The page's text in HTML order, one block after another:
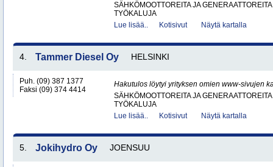
SÄHKÖMOOTTOREITA JA GENERAATTOREITA
TYÖKALUJA
Lue lisää..
Kotisivut Näytä kartalla
4. Tammer Diesel Oy HELSINKI
Puh. (09) 387 1377
Faksi (09) 374 4414
Hakutulos löytyi yrityksen omien www-sivujen
SÄHKÖMOOTTOREITA JA GENERAATTOREITA
TYÖKALUJA
Lue lisää..
Kotisivut Näytä kartalla
5. Jokihydro Oy JOENSUU